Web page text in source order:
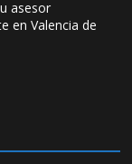
asesor
en Valencia de